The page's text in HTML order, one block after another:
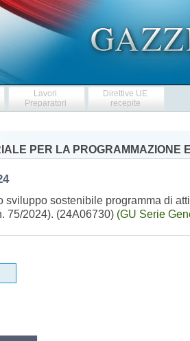
Lavori
Preparatori
Direttive UE
recepite
PER LA PROGRAMMAZIONE
sviluppo sostenibile programma di
75/2024). (24A06730) (GU Serie